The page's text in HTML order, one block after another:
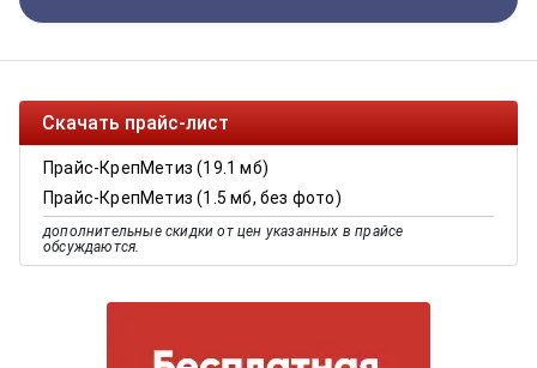
Скачать прайс-лист
Прайс-КрепМетиз (19.1 мб)
Прайс-КрепМетиз (1.5 мб, без фото)
дополнительные скидки от цен указанных в прайсе
обсуждаются.